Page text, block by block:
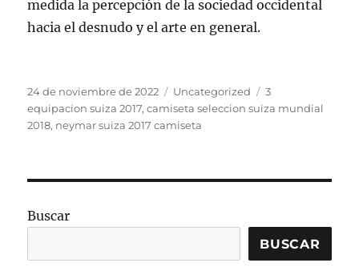
medida la percepción de la sociedad occidental
hacia el desnudo y el arte en general.
Publicado
el
24 de noviembre de 2022 Categorías
Uncategorized Etiquetas
3
equipacion suiza 2017,camiseta seleccion suiza mundial
2018, neymar suiza 2017 camiseta
Buscar
BUSCAR